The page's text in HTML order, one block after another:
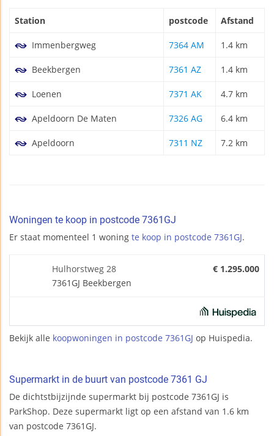
Station postcode Afstand
Immenbergweg 7364 AM 1.4 km
Beekbergen 7361 AZ 1.4 km
Loenen 7371 AK 4.7 km
Apeldoorn De Maten 7326 AG 6.4 km
Apeldoorn 7311 NZ 7.2 km
Woningen te koop in postcode 7361GJ
Er staat momenteel 1 woning te koop in postcode 7361GJ.
Hulhorstweg 28
7361GJ Beekbergen
€ 1.295.000
Bekijk alle koopwoningen in postcode 7361GJ op Huispedia.
Supermarkt in de buurt van postcode 7361 GJ
De dichtstbijzijnde supermarkt bij postcode 7361GJ is
ParkShop. Deze supermarkt ligt op een afstand van 1.6 km
van postcode 7361GJ.